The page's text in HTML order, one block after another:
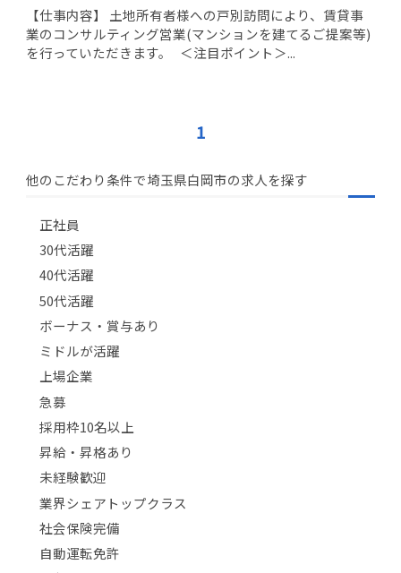
【仕事内容】 土地所有者様への戸別訪問により、賃貸事
業のコンサルティング営業(マンションを建てるご提案等)
を行っていただきます。 ＜注目ポイント＞...
1
他のこだわり条件で埼玉県白岡市の求人を探す
正社員
30代活躍
40代活躍
50代活躍
ボーナス・賞与あり
ミドルが活躍
上場企業
急募
採用枠10名以上
昇給・昇格あり
未経験歓迎
業界シェアトップクラス
社会保険完備
自動運転免許